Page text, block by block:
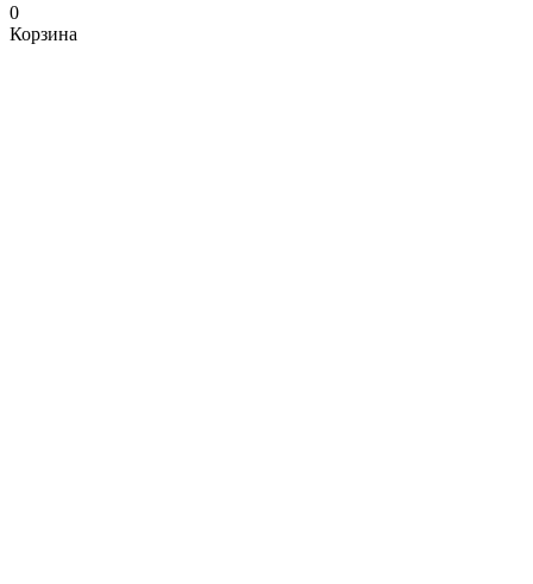
0
Корзина